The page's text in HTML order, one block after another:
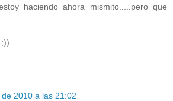
haciendo ahora mismito.....pero que
2010 a las 21:02